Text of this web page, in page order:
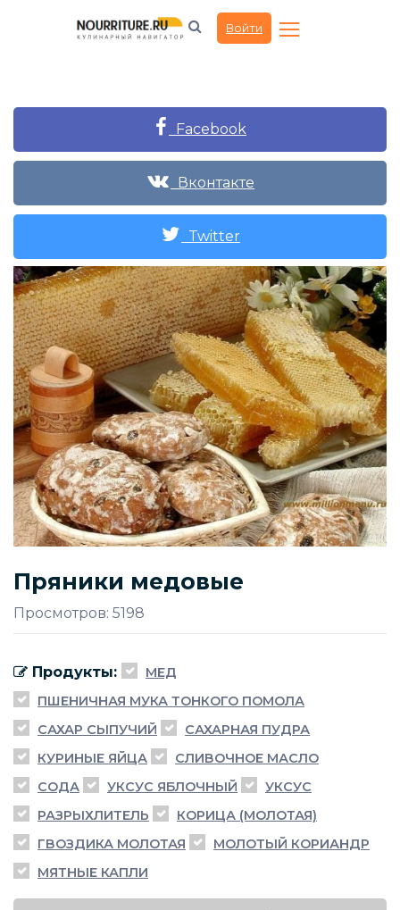
Войти
Facebook
Вконтакте
Twitter
Пряники медовые
Просмотров: 5198
Продукты:
МЕД
ПШЕНИЧНАЯ МУКА ТОНКОГО ПОМОЛА
САХАР СЫПУЧИЙ
САХАРНАЯ ПУДРА
КУРИНЫЕ ЯЙЦА
СЛИВОЧНОЕ МАСЛО
СОДА
УКСУС ЯБЛОЧНЫЙ
УКСУС
РАЗРЫХЛИТЕЛЬ
КОРИЦА (МОЛОТАЯ)
ГВОЗДИКА МОЛОТАЯ
МОЛОТЫЙ КОРИАНДР
МЯТНЫЕ КАПЛИ